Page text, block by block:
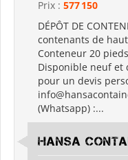
Prix : 577 150
DÉPÔT DE
contenants de
Conteneur 20
Disponible neuf et
pour un devis
(Whatsapp) :...
HANSA